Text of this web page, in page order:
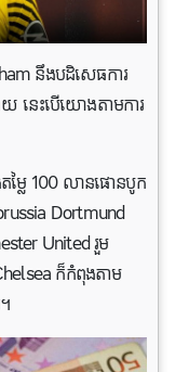
នឹងបដិសេធការ
យ នេះបើយោងតាមការ
តម្លៃ 100 លានផោនបូក
Dortmund
United រួម​
ក៏​កំពុង​តាម​